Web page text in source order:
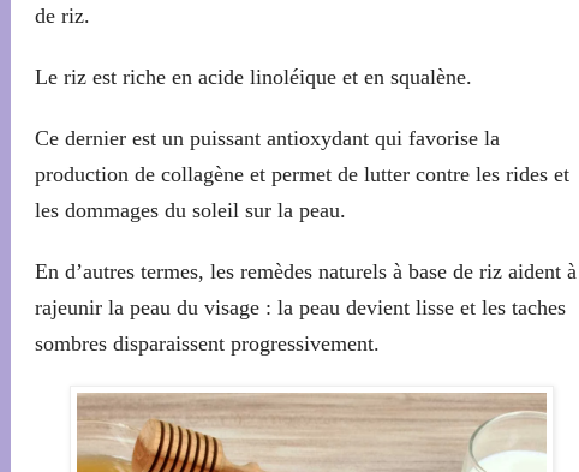
de riz.
Le riz est riche en acide linoléique et en squalène.
Ce dernier est un puissant antioxydant qui favorise la
production de collagène et permet de lutter contre les rides et
les dommages du soleil sur la peau.
En d’autres termes, les remèdes naturels à base de riz aident à
rajeunir la peau du visage : la peau devient lisse et les taches
sombres disparaissent progressivement.